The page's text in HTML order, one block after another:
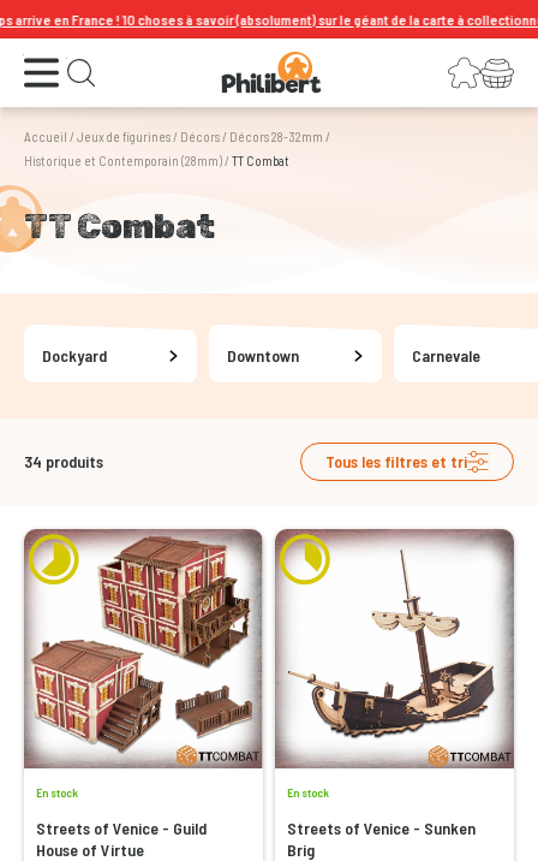
! 10 choses à savoir (absolument) sur le géant de la carte à collectionner !
Ouvrir le menu Ouvrir la recherche Connexion
Votre panier
Accueil / Jeux de figurines/ Décors/ Décors 28-32mm /
Historique et Contemporain (28mm)/ TT Combat
TT Combat
Dockyard Downtown Carnevale
34 produits Tous les filtres et tri
En stock
Streets of Venice - Guild
House of Virtue
En stock
Streets of Venice - Sunken
Brig